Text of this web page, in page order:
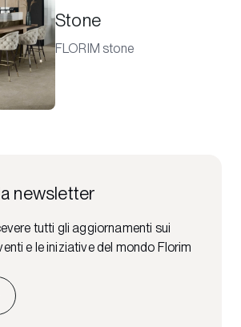
Stone
FLORIM stone
newsletter
tutti gli aggiornamenti sui
e le iniziative del mondo Florim